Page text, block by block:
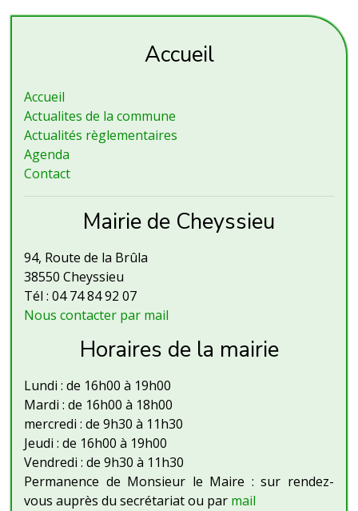
Accueil
Accueil
Actualites de la commune
Actualités règlementaires
Agenda
Contact
Mairie de Cheyssieu
94, Route de la Brûla
38550 Cheyssieu
Tél : 04 74 84 92 07
Nous contacter par mail
Horaires de la mairie
Lundi : de 16h00 à 19h00
Mardi : de 16h00 à 18h00
mercredi : de 9h30 à 11h30
Jeudi : de 16h00 à 19h00
Vendredi : de 9h30 à 11h30
Permanence de Monsieur le Maire : sur rendez-
vous auprès du secrétariat ou par mail